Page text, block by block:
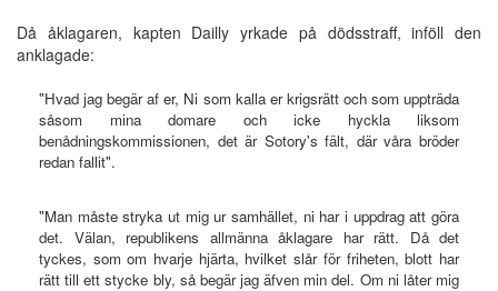
Då åklagaren, kapten Dailly yrkade på dödsstraff, inföll den
anklagade:
"Hvad jag begär af er, Ni som kalla er krigsrätt och som uppträda
såsom mina domare och icke hyckla liksom
benådningskommissionen, det är Sotory's fält, där våra bröder
redan fallit".
"Man måste stryka ut mig ur samhället, ni har i uppdrag att göra
det. Välan, republikens allmänna åklagare har rätt. Då det
tyckes, som om hvarje hjärta, hvilket slår för friheten, blott har
rätt till ett stycke bly, så begär jag äfven min del. Om ni låter mig